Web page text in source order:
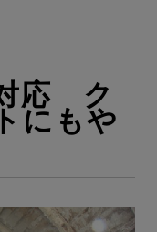
応 ク
にもや